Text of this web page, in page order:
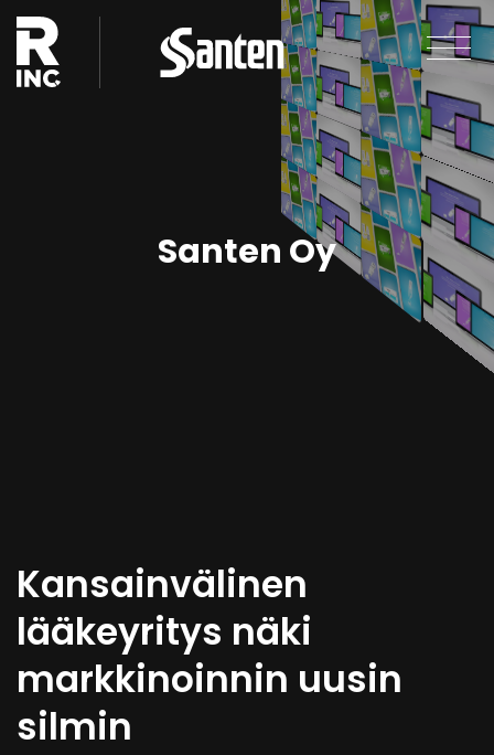
Santen Oy
Kansainvälinen
lääkeyritys näki
markkinoinnin uusin
silmin